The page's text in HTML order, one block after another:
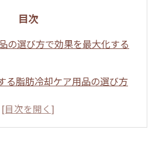
目次
の選び方で効果を最大化する
る脂肪冷却ケア用品の選び方
肌に優しいケア用品の見分け